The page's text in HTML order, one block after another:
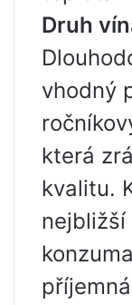
Druh
vhodný
která
kvalitu.
nejbližší